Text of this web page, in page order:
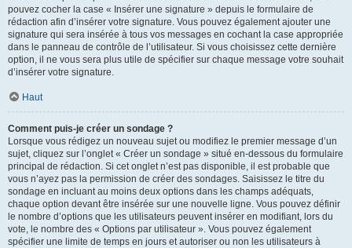
pouvez cocher la case « Insérer une signature » depuis le formulaire de
rédaction afin d’insérer votre signature. Vous pouvez également ajouter une
signature qui sera insérée à tous vos messages en cochant la case appropriée
dans le panneau de contrôle de l’utilisateur. Si vous choisissez cette dernière
option, il ne vous sera plus utile de spécifier sur chaque message votre souhait
d’insérer votre signature.
Haut
Comment puis-je créer un sondage ?
Lorsque vous rédigez un nouveau sujet ou modifiez le premier message d’un
sujet, cliquez sur l’onglet « Créer un sondage » situé en-dessous du formulaire
principal de rédaction. Si cet onglet n’est pas disponible, il est probable que
vous n’ayez pas la permission de créer des sondages. Saisissez le titre du
sondage en incluant au moins deux options dans les champs adéquats,
chaque option devant être insérée sur une nouvelle ligne. Vous pouvez définir
le nombre d’options que les utilisateurs peuvent insérer en modifiant, lors du
vote, le nombre des « Options par utilisateur ». Vous pouvez également
spécifier une limite de temps en jours et autoriser ou non les utilisateurs à